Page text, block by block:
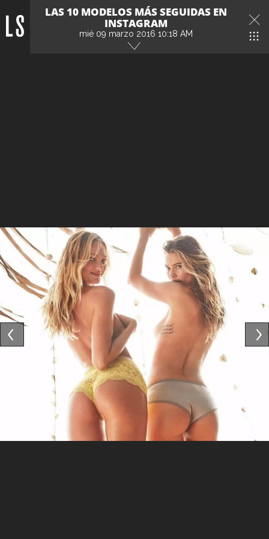
LAS 10 MODELOS MÁS SEGUIDAS EN
INSTAGRAM
mié 09 marzo 2016 10:18 AM